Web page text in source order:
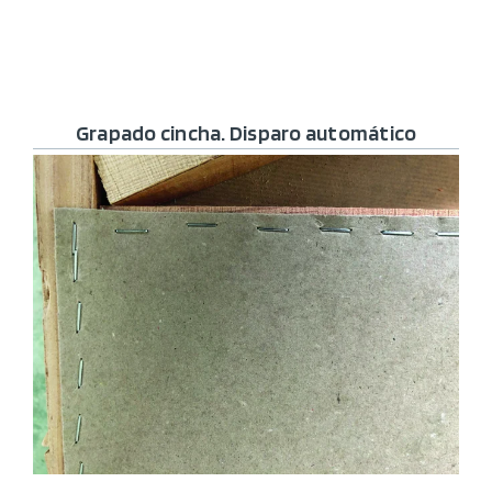
Grapado cincha. Disparo automático